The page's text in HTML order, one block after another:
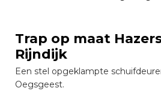
Trap op maat
Rijndijk
Een stel opgeklampte
Oegsgeest.